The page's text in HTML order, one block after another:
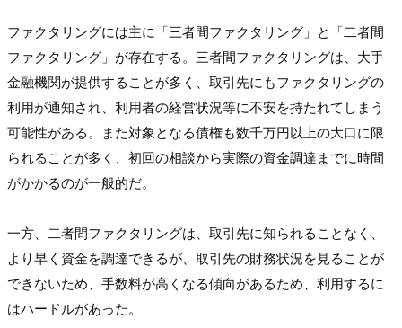
ファクタリングには主に「三者間ファクタリング」と「二者間
ファクタリング」が存在する。三者間ファクタリングは、大手
金融機関が提供することが多く、取引先にもファクタリングの
利用が通知され、利用者の経営状況等に不安を持たれてしまう
可能性がある。また対象となる債権も数千万円以上の大口に限
られることが多く、初回の相談から実際の資金調達までに時間
がかかるのが一般的だ。
一方、二者間ファクタリングは、取引先に知られることなく、
より早く資金を調達できるが、取引先の財務状況を見ることが
できないため、手数料が高くなる傾向があるため、利用するに
はハードルがあった。